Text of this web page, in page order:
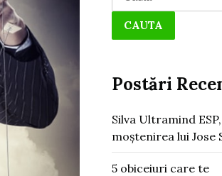
for:
Postări
Silva Ultramind ESP,
moștenirea lui Jose
5 obiceiuri care te